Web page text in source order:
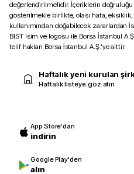
değerlendirilmelidir. İçeriklerin
gösterilmekle birlikte, olası hata,
kullanımından doğabilecek zararlardan
BIST isim ve logosu ile Borsa İstanbul
telif hakları Borsa İstanbul A.Ş.’ye aittir.
Haftalık yeni kurulan
Haftalık listeye göz atın
App Store'dan
indirin
Google Play'den
alın